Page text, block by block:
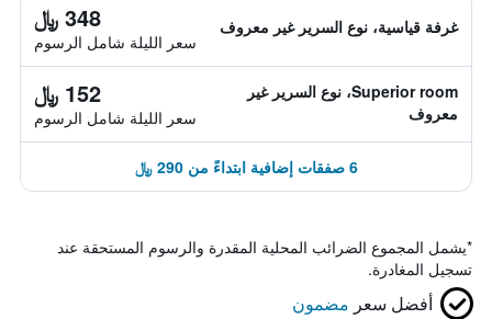
غرفة قياسية، نوع السرير غير معروف 348 ﷼
سعر الليلة شامل الرسوم
Superior room، نوع السرير غير
معروف
152 ﷼
سعر الليلة شامل الرسوم
6 صفقات إضافية ابتداءً من 290 ﷼
*يشمل المجموع الضرائب المحلية المقدرة والرسوم المستحقة عند
تسجيل المغادرة.
أفضل سعر مضمون